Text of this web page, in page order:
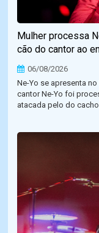
Mulher processa
cão do cantor ao
06/08/2026
Ne-Yo se apresenta
cantor Ne-Yo foi
atacada pelo do